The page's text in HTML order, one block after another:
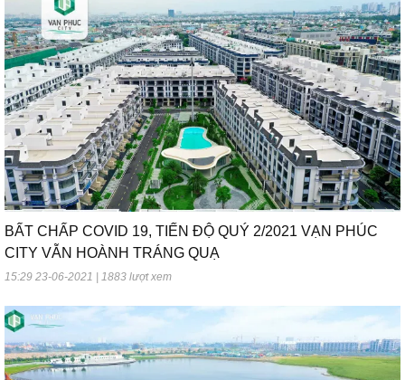
BẤT CHẤP COVID 19, TIẾN ĐỘ QUÝ 2/2021 VẠN PHÚC
CITY VẪN HOÀNH TRÁNG QUẠ
15:29 23-06-2021 | 1883 lượt xem